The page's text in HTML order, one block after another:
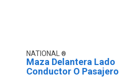
NATIONAL
Maza Delantera Lado
Conductor O Pasajero